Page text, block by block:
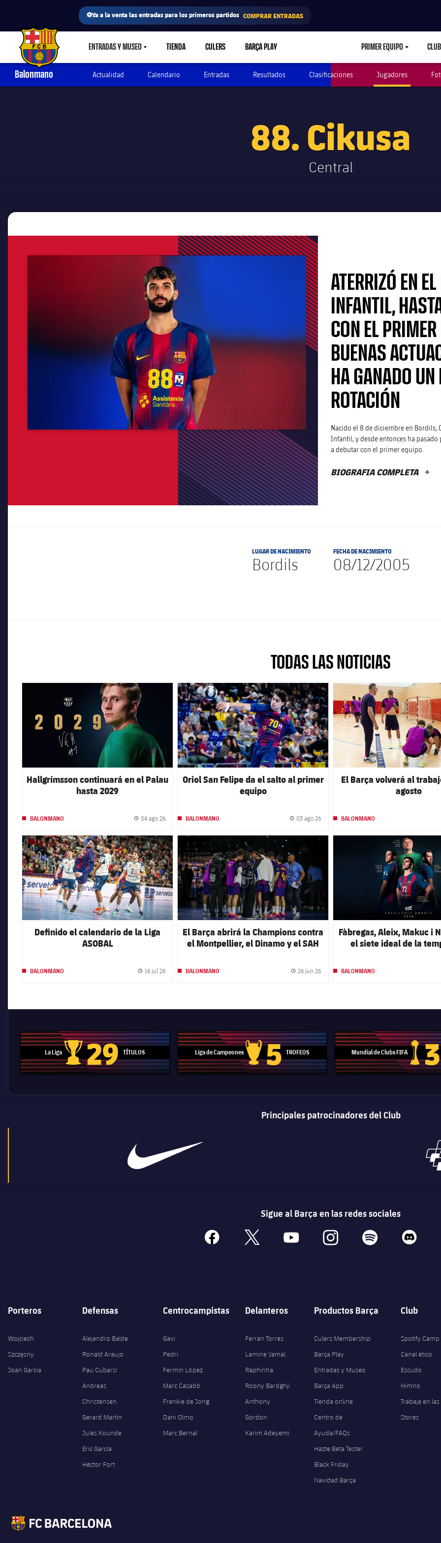
⚽Ya a la venta las entradas para los primeros partidos COMPRAR ENTRADAS
FC Barcelona club badge ENTRADAS Y MUSEOLABEL.SHARE.CARETDOWN
TIENDA CULERS BARÇA PLAY PRIMER EQUIPO CLUB
Balonmano Actualidad Calendario Entradas Resultados Clasificaciones Jugadores
88. Cikusa
Central
ATERRIZÓ EN
INFANTIL,
CON EL
BUENAS
HA GANADO
ROTACIÓN
Nacido el 8 de diciembre en Bordils,
Infantil, y desde entonces ha
a debutar con el primer equipo.
BIOGRAFIA COMPLETA
LUGAR DE NACIMIENTO
Bordils
FECHA DE NACIMIENTO
08/12/2005
TODAS LAS NOTICIAS
Hallgrímsson continuará en el Palau
hasta 2029
BALONMANO Fecha de publicación
04 ago 26
FC Barcelona club badge
Oriol San Felipe da el salto al primer
equipo
BALONMANO Fecha de publicación
03 ago 26
FC Barcelona club badge
El Barça volverá al
agosto
BALONMANO
FC Barcelona club badge
Definido el calendario de la Liga
ASOBAL
BALONMANO Fecha de publicación
16 jul 26
FC Barcelona club badge
El Barça abrirá la Champions contra
el Montpellier, el Dinamo y el SAH
BALONMANO Fecha de publicación
26 jun 26
FC Barcelona club badge
Fàbregas, Aleix, Makuc i
el siete ideal de la
BALONMANO
La Liga
Trofeo de La Liga
29 TÍTULOS Liga de Campeones
Trofeo de la Liga de Campeones
5 TROFEOS Mundial de Clubs FIFA
Trofeo3
Principales patrocinadores del Club
Sigue al Barça en las redes sociales
facebook x youtube instagram spotify discord
Porteros
Wojciech
Szczęsny
Joan Garcia
Defensas
Alejandro Balde
Ronald Araujo
Pau Cubarsí
Andreas
Christensen
Gerard Martín
Jules Kounde
Eric García
Héctor Fort
Centrocampistas
Gavi
Pedri
Fermín López
Marc Casadó
Frenkie de Jong
Dani Olmo
Marc Bernal
Delanteros
Ferran Torres
Lamine Yamal
Raphinha
Roony Bardghji
Anthony
Gordon
Karim Adeyemi
Productos Barça
Culers Membership
Barça Play
Entradas y Museo
Barça App
Tienda online
Centro de
Ayuda/FAQs
Hazte Beta Tester
Black Friday
Navidad Barça
Club
Spotify
Canal ético
Escudo
Himno
Trabaja en
Stores